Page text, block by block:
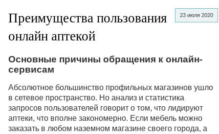
23 июля 2020
Преимущества пользования
онлайн аптекой
Основные причины обращения к онлайн-
сервисам
Абсолютное большинство профильных магазинов ушло
в сетевое пространство. Но анализ и статистика
запросов пользователей говорит о том, что лидируют
аптеки, что вполне закономерно. Если мебель можно
заказать в любом наземном магазине своего города, а